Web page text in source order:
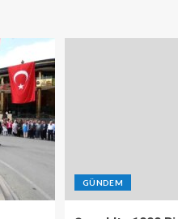
GÜNDEM